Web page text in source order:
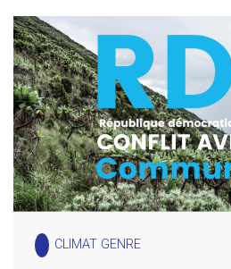
CLIMAT GENRE